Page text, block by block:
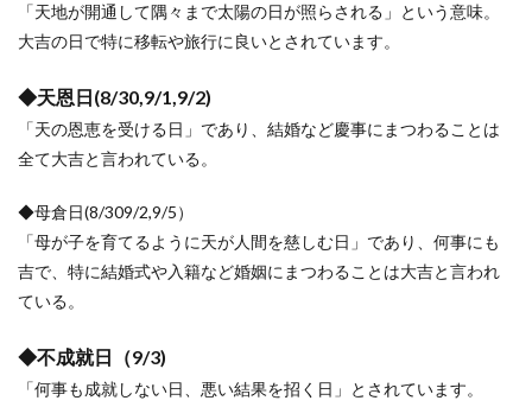
「天地が開通して隅々まで太陽の日が照らされる」という意味。
大吉の日で特に移転や旅行に良いとされています。
◆天恩日(8/30,9/1,9/2)
「天の恩恵を受ける日」であり、結婚など慶事にまつわることは
全て大吉と言われている。
◆母倉日(8/309/2,9/5）
「母が子を育てるように天が人間を慈しむ日」であり、何事にも
吉で、特に結婚式や入籍など婚姻にまつわることは大吉と言われ
ている。
◆不成就日（9/3)
「何事も成就しない日、悪い結果を招く日」とされています。